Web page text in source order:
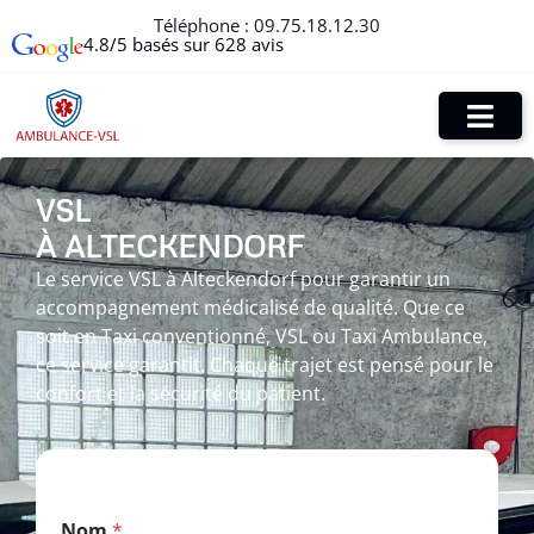
Téléphone : 09.75.18.12.30
4.8/5 basés sur 628 avis
VSL
À ALTECKENDORF
Le service VSL à Alteckendorf pour garantir un
accompagnement médicalisé de qualité. Que ce
soit en Taxi conventionné, VSL ou Taxi Ambulance,
ce service garantit. Chaque trajet est pensé pour le
confort et la sécurité du patient.
T